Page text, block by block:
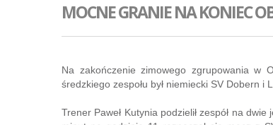
MOCNE GRANIE NA KONIEC
Na zakończenie zimowego zgrupowania w
średzkiego zespołu był niemiecki SV Dobern i
Trener Paweł Kutynia podzielił zespół na